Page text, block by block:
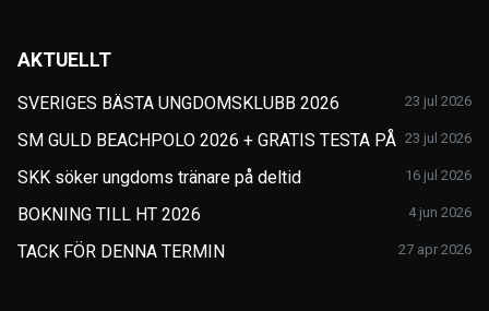
AKTUELLT
SVERIGES BÄSTA UNGDOMSKLUBB 2026 23 jul 2026
SM GULD BEACHPOLO 2026 + GRATIS TESTA PÅ 23 jul 2026
SKK söker ungdoms tränare på deltid 16 jul 2026
BOKNING TILL HT 2026 4 jun 2026
TACK FÖR DENNA TERMIN 27 apr 2026